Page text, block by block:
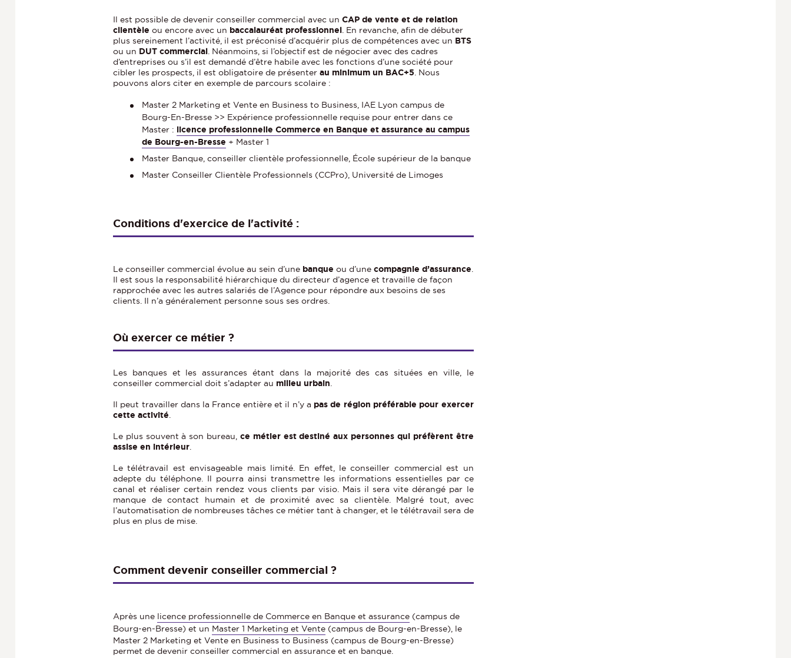
Il est possible de devenir conseiller commercial avec un CAP de vente et de relation
clientèle ou encore avec un baccalauréat professionnel . En revanche, afin de débuter
plus sereinement l’activité, il est préconisé d’acquérir plus de compétences avec un BTS
ou un DUT commercial . Néanmoins, si l’objectif est de négocier avec des cadres
d’entreprises ou s’il est demandé d’être habile avec les fonctions d’une société pour
cibler les prospects, il est obligatoire de présenter au minimum un BAC+5 . Nous
pouvons alors citer en exemple de parcours scolaire :
Master 2 Marketing et Vente en Business to Business, IAE Lyon campus de
Bourg-En-Bresse >> Expérience professionnelle requise pour entrer dans ce
Master : licence professionnelle Commerce en Banque et assurance au campus
de Bourg-en-Bresse + Master 1
Master Banque, conseiller clientèle professionnelle, École supérieur de la banque
Master Conseiller Clientèle Professionnels (CCPro), Université de Limoges
Conditions d'exercice de l'activité :
Le conseiller commercial évolue au sein d’une banque ou d’une compagnie d’assurance
Il est sous la responsabilité hiérarchique du directeur d’agence et travaille de façon
rapprochée avec les autres salariés de l’Agence pour répondre aux besoins de ses
clients. Il n’a généralement personne sous ses ordres.
Où exercer ce métier ?
Les banques et les assurances étant dans la majorité des cas situées en ville, le
conseiller commercial doit s’adapter au milieu urbain
Il peut travailler dans la France entière et il n’y a pas de région préférable pour exercer
cette activité
Le plus souvent à son bureau, ce métier est destiné aux personnes qui préfèrent être
assise en intérieur
Le télétravail est envisageable mais limité. En effet, le conseiller commercial est un
adepte du téléphone. Il pourra ainsi transmettre les informations essentielles par ce
canal et réaliser certain rendez vous clients par visio. Mais il sera vite dérangé par le
manque de contact humain et de proximité avec sa clientèle. Malgré tout, avec
l’automatisation de nombreuses tâches ce métier tant à changer, et le télétravail sera de
plus en plus de mise.
Comment devenir conseiller commercial ?
Après une licence professionnelle de Commerce en Banque et assurance (campus de
Bourg-en-Bresse) et un Master 1 Marketing et Vente (campus de Bourg-en-Bresse), le
Master 2 Marketing et Vente en Business to Business (campus de Bourg-en-Bresse)
permet de devenir conseiller commercial en assurance et en banque.